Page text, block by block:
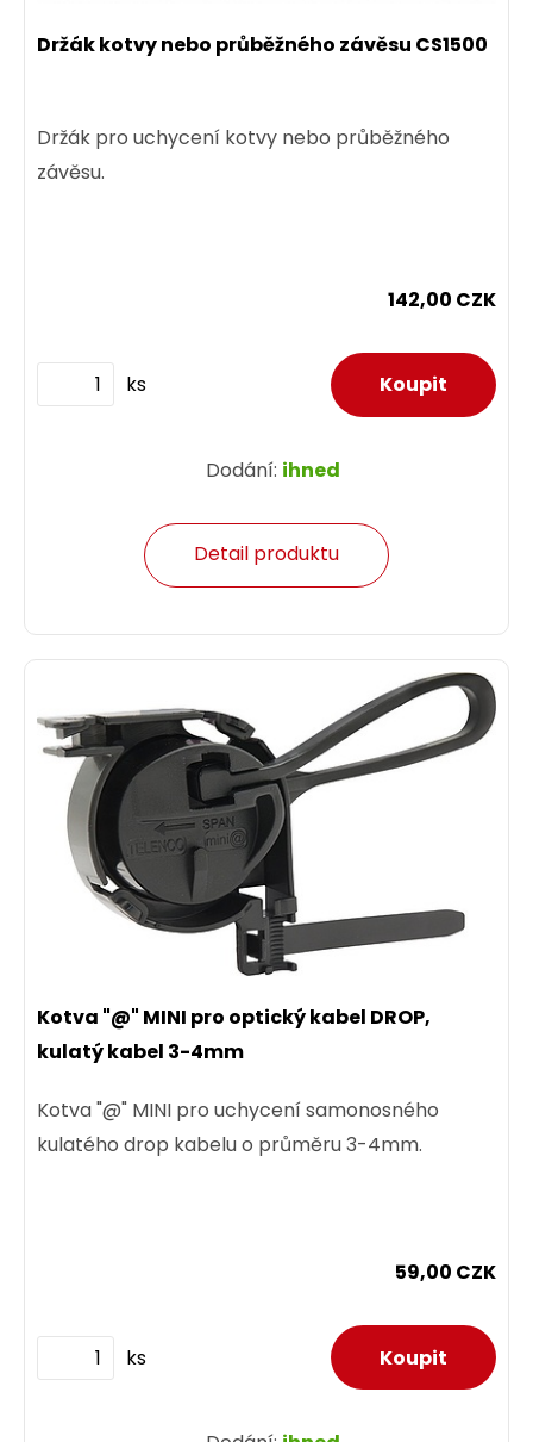
Držák kotvy nebo průběžného závěsu CS1500
Držák pro uchycení kotvy nebo průběžného
závěsu.
142,00 CZK
ks
Dodání: ihned
Detail produktu
Kotva "@" MINI pro optický kabel DROP,
kulatý kabel 3-4mm
Kotva "@" MINI pro uchycení samonosného
kulatého drop kabelu o průměru 3-4mm.
59,00 CZK
ks